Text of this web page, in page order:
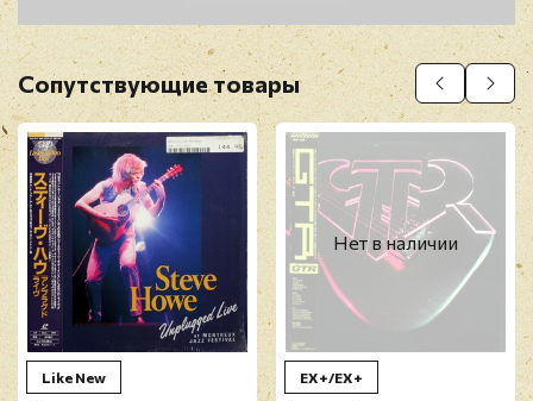
Прикрепить фото
Оставить отзыв
Перед публикацией отзывы проходят
модерацию
Сопутствующие товары
Like New
Нет в наличии
EX+/EX+